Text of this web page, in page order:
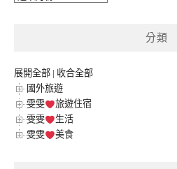
分類
展開全部 | 收合全部
國外旅遊
雯雯
旅遊住宿
雯雯
生活
雯雯
美食